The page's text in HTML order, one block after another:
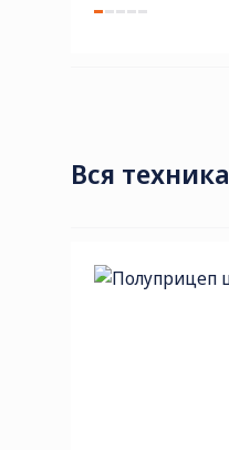
Вся техника